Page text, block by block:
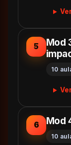
5
Mod
10
6 Mod
10